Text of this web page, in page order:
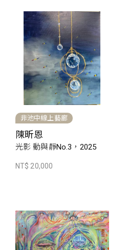
非池中線上藝廊
陳昕恩
光影 動與靜No.3，2025
NT$ 20,000